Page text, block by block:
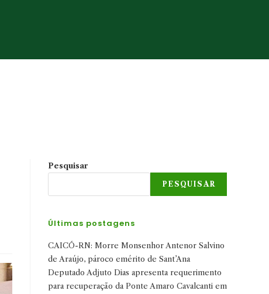
Pesquisar
PESQUISAR
Últimas postagens
CAICÓ-RN: Morre Monsenhor Antenor Salvino
de Araújo, pároco emérito de Sant’Ana
Deputado Adjuto Dias apresenta requerimento
para recuperação da Ponte Amaro Cavalcanti em